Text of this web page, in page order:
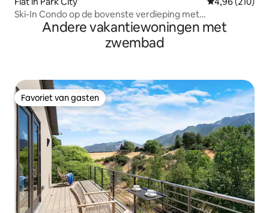
Ski-In Condo op de bovenste verdieping met
voorzieningen van wereldklasse
Andere vakantiewoningen met
zwembad
Favoriet van gasten
Favoriet van gasten